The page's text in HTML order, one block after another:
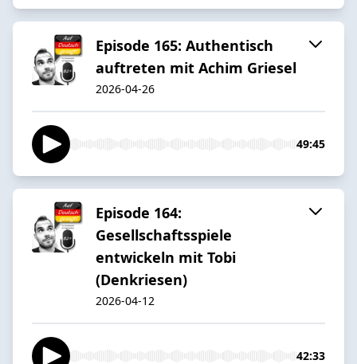
Episode 165: Authentisch
auftreten mit Achim Griesel
2026-04-26
49:45
Episode 164:
Gesellschaftsspiele
entwickeln mit Tobi
(Denkriesen)
2026-04-12
42:33